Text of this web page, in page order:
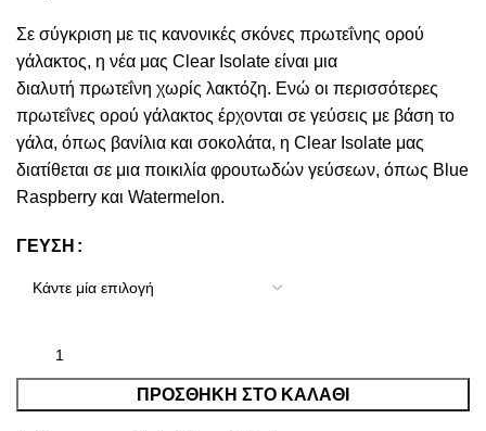
Σε σύγκριση με τις κανονικές σκόνες πρωτεΐνης ορού
γάλακτος, η νέα μας Clear Isolate είναι μια
διαλυτή πρωτεΐνη χωρίς λακτόζη. Ενώ οι περισσότερες
πρωτεΐνες ορού γάλακτος έρχονται σε γεύσεις με βάση το
γάλα, όπως βανίλια και σοκολάτα, η Clear Isolate μας
διατίθεται σε μια ποικιλία φρουτωδών γεύσεων, όπως Blue
Raspberry και Watermelon.
ΓΕΥΣΗ
ΠΡΟΣΘΉΚΗ ΣΤΟ ΚΑΛΆΘΙ